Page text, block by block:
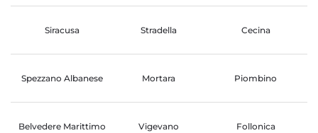
Siracusa Stradella Cecina
Spezzano Albanese Mortara Piombino
Belvedere Marittimo Vigevano Follonica